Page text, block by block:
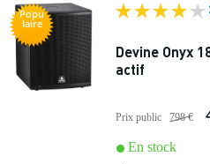
Popu
laire
Devine Onyx
actif
Prix public 798 €
En stock